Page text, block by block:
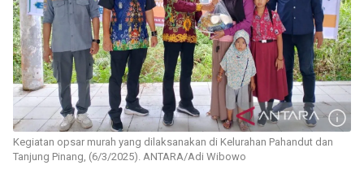
Kegiatan opsar murah yang dilaksanakan di Kelurahan Pahandut dan
Tanjung Pinang, (6/3/2025). ANTARA/Adi Wibowo